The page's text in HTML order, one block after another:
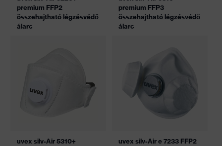
premium FFP2
összehajtható légzésvédő
álarc
premium FFP3
összehajtható légzésvédő
álarc
uvex silv-Air 5310+
uvex silv-Air e 7233 FFP2